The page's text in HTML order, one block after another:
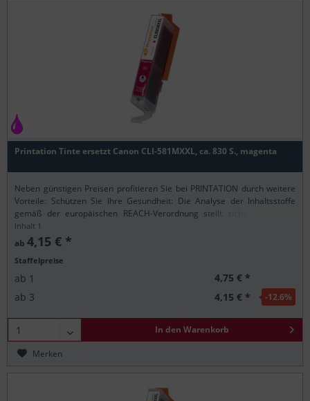
Printation Tinte ersetzt Canon CLI-581MXXL, ca. 830 S., magenta
Neben günstigen Preisen profitieren Sie bei PRINTATION durch weitere
Vorteile: Schützen Sie Ihre Gesundheit: Die Analyse der Inhaltsstoffe
gemäß der europäischen REACH-Verordnung stellt sicher, dass alle
Printation-Produkte nur...
Inhalt 1
ab4,15 € *
Staffelpreise
ab 1
4,75 € *
ab 3 4,15 € * -12.6%
In den Warenkorb
Merken